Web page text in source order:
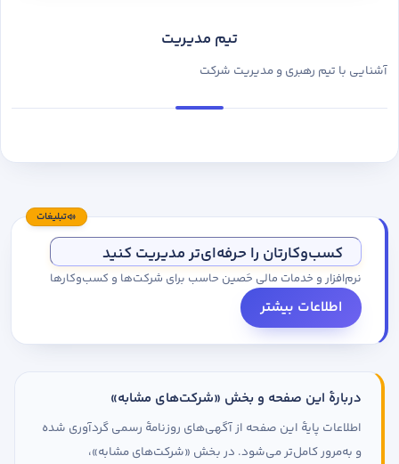
تیم مدیریت
آشنایی با تیم رهبری و مدیریت شرکت
تبلیغات
کسب‌وکارتان را حرفه‌ای‌تر مدیریت کنید
نرم‌افزار و خدمات مالی حَصین حاسب برای شرکت‌ها و کسب‌وکارها
اطلاعات بیشتر
دربارهٔ این صفحه و بخش «شرکت‌های مشابه»
اطلاعات پایهٔ این صفحه از آگهی‌های روزنامهٔ رسمی گردآوری شده
و به‌مرور کامل‌تر می‌شود. در بخش «شرکت‌های مشابه»،